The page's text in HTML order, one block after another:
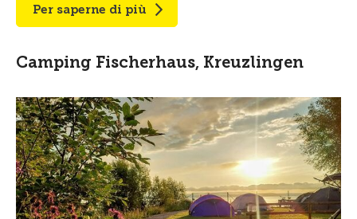
Per saperne di più
Camping Fischerhaus, Kreuzlingen